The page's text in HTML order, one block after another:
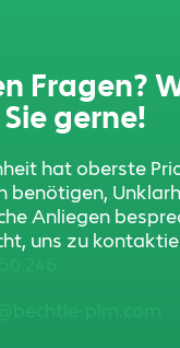
Fragen?
gerne!
hat oberste
benötigen,
Anliegen
uns zu